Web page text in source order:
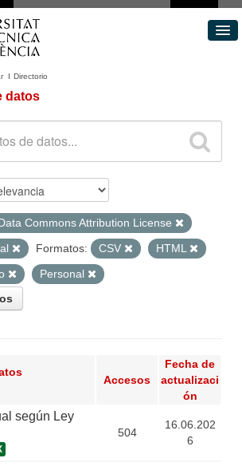
I Directorio
datos
Commons Attribution License
Formatos: CSV
HTML
Personal
Accesos
Fecha de
actualizaci
ón
según Ley
504
16.06.202
6